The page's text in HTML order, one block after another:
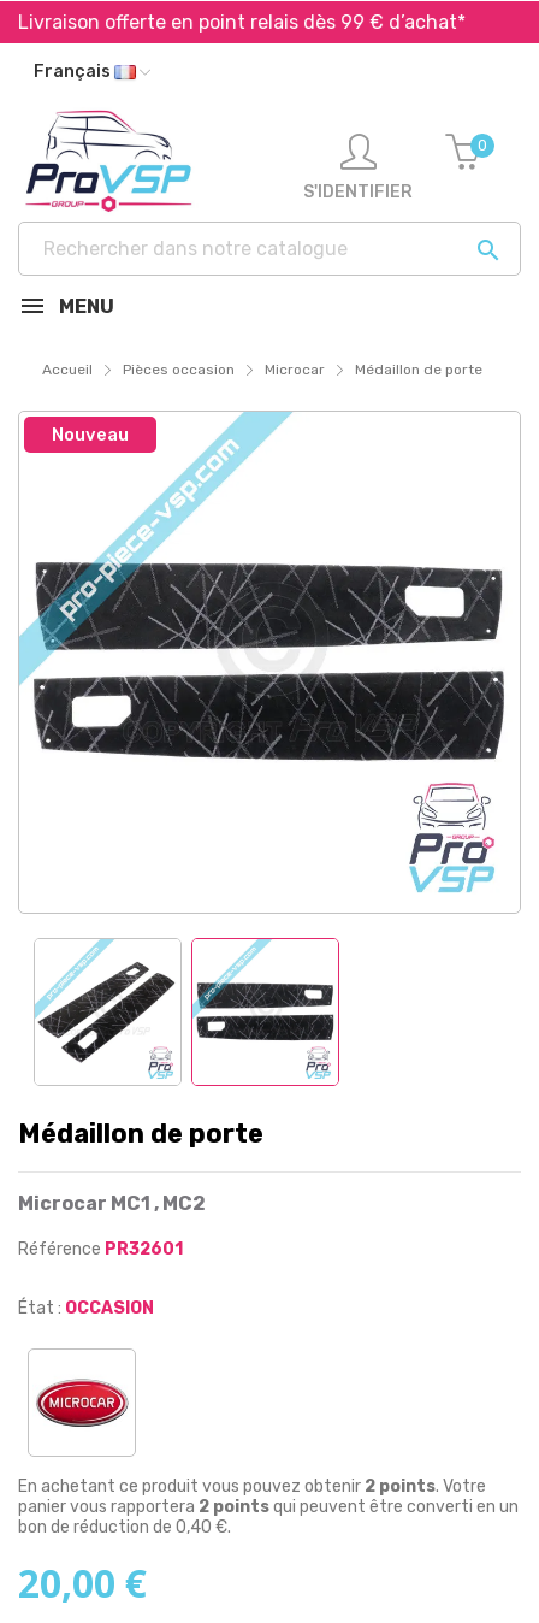
offerte en point relais dès 99 € d’achat*
Français

S'IDENTIFIER
0
MENU
Accueil Pièces occasion Microcar Médaillon de porte
Nouveau
Médaillon de porte
Microcar MC1 , MC2
Référence PR32601
État : OCCASION
En achetant ce produit vous pouvez obtenir 2 points. Votre
panier vous rapportera 2 pointsqui peuvent être converti en un
bon de réduction de 0,40 €.
20,00 €